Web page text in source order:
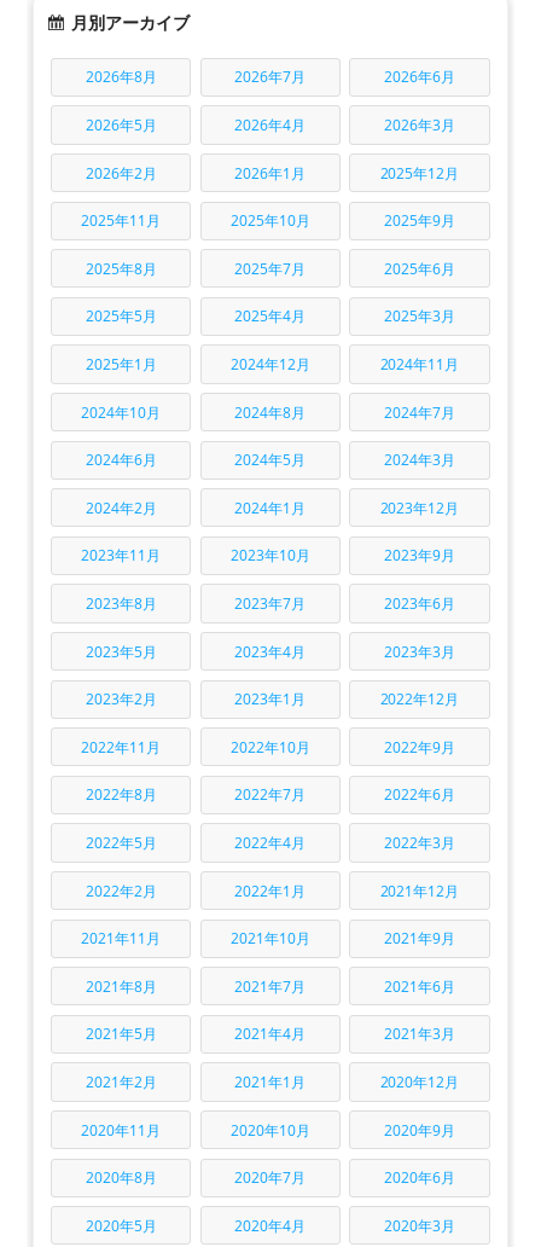
月別アーカイブ
2026年8月 2026年7月 2026年6月
2026年5月 2026年4月 2026年3月
2026年2月 2026年1月 2025年12月
2025年11月 2025年10月 2025年9月
2025年8月 2025年7月 2025年6月
2025年5月 2025年4月 2025年3月
2025年1月 2024年12月 2024年11月
2024年10月 2024年8月 2024年7月
2024年6月 2024年5月 2024年3月
2024年2月 2024年1月 2023年12月
2023年11月 2023年10月 2023年9月
2023年8月 2023年7月 2023年6月
2023年5月 2023年4月 2023年3月
2023年2月 2023年1月 2022年12月
2022年11月 2022年10月 2022年9月
2022年8月 2022年7月 2022年6月
2022年5月 2022年4月 2022年3月
2022年2月 2022年1月 2021年12月
2021年11月 2021年10月 2021年9月
2021年8月 2021年7月 2021年6月
2021年5月 2021年4月 2021年3月
2021年2月 2021年1月 2020年12月
2020年11月 2020年10月 2020年9月
2020年8月 2020年7月 2020年6月
2020年5月 2020年4月 2020年3月